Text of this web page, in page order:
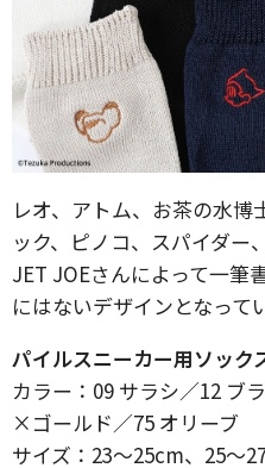
レオ、アトム、お茶の水博
ック、ピノコ、スパイダー
JET JOEさんによって一筆
にはないデザインとなって
パイルスニーカー用ソック
カラー：09 サラシ／12 ブ
×ゴールド／75 オリーブ
サイズ：23～25cm、25